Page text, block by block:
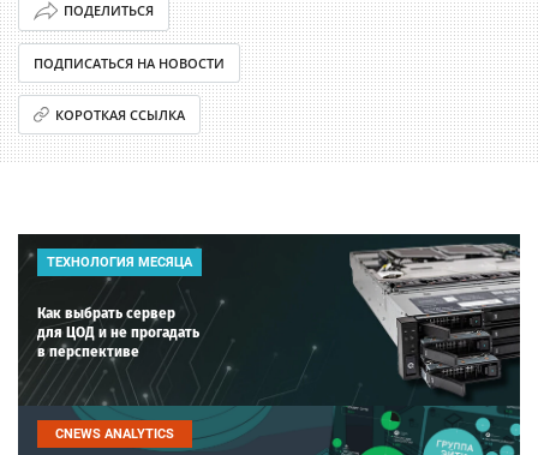
ПОДЕЛИТЬСЯ
ПОДПИСАТЬСЯ НА НОВОСТИ
КОРОТКАЯ ССЫЛКА
ТЕХНОЛОГИЯ МЕСЯЦА
Как выбрать сервер
для ЦОД и не прогадать
в перспективе
CNEWS ANALYTICS